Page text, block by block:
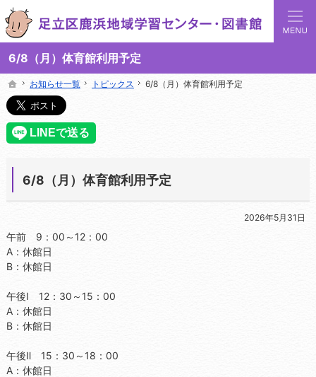
6/8（月）体育館利用予定
足立区鹿浜地域学習センターでは地域の講座や施設をご案内しています。
足立区鹿浜地域学習センターや図書館の総合案内サイト
ホーム
お知らせ一覧 トピックス 6/8（月）体育館利用予定
6/8（月）体育館利用予定
2026年5月31日
午前 9：00～12：00
A：休館日
B：休館日
午後Ⅰ 12：30～15：00
A：休館日
B：休館日
午後Ⅱ 15：30～18：00
A：休館日
ホーム
お知らせ一覧 トピックス 6/8（月）体育館利用予定